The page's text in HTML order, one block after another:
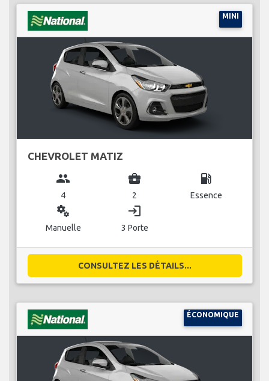
MINI
CHEVROLET MATIZ
group
4
business_center
2
local_gas_station
Essence
miscellaneous_services
Manuelle
login
3 Porte
CONSULTEZ LES DÉTAILS...
ÉCONOMIQUE